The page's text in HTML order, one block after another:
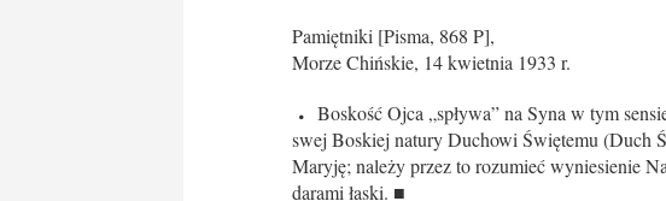
Pamiętniki [Pisma, 868 P],
Morze Chińskie, 14 kwietnia 1933 r.
Boskość Ojca „spływa” na Syna w tym
swej Boskiej natury Duchowi Świętemu (Duch
Maryję; na­leży przez to rozumieć wyniesienie
darami łaski. ■